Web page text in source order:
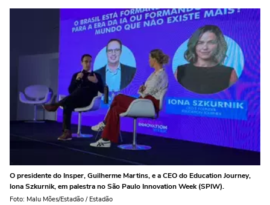
O presidente do Insper, Guilherme Martins, e a CEO do Education Journey,
lona Szkurnik, em palestra no São Paulo Innovation Week (SPIW).
Foto: Malu Mões/Estadão / Estadão